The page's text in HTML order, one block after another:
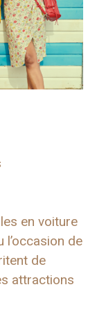
en voiture
l’occasion de
de
attractions